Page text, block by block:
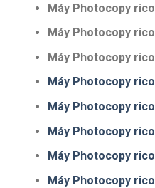
Máy Photocopy
Máy Photocopy
Máy Photocopy
Máy Photocopy
Máy Photocopy
Máy Photocopy
Máy Photocopy
Máy Photocopy